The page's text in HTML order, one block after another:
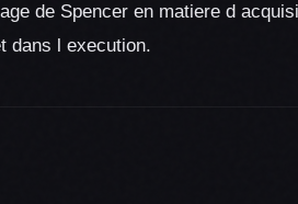
de Spencer en matiere d
dans l execution.